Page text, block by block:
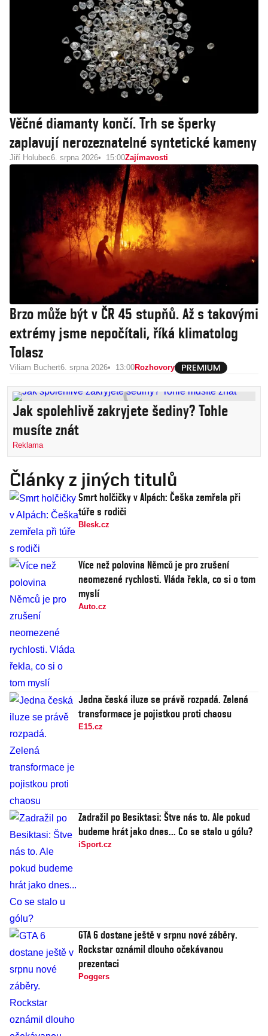
Věčné diamanty končí. Trh se šperky
zaplavují nerozeznatelné syntetické kameny
Jiří Holubec6. srpna 2026 15:00Zajímavosti
Brzo může být v ČR 45 stupňů. Až s takovými
extrémy jsme nepočítali, říká klimatolog
Tolasz
Viliam Buchert6. srpna 2026 13:00Rozhovory
Jak spolehlivě zakryjete šediny? Tohle
musíte znát
Reklama
Články z jiných titulů
Smrt holčičky v Alpách: Češka zemřela při
túře s rodiči
Blesk.cz
Více než polovina Němců je pro zrušení
neomezené rychlosti. Vláda řekla, co si o tom
myslí
Auto.cz
Jedna česká iluze se právě rozpadá. Zelená
transformace je pojistkou proti chaosu
E15.cz
Zadražil po Besiktasi: Štve nás to. Ale pokud
budeme hrát jako dnes... Co se stalo u gólu?
iSport.cz
GTA 6 dostane ještě v srpnu nové záběry.
Rockstar oznámil dlouho očekávanou
prezentaci
Poggers